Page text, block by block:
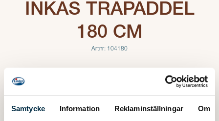
Samtycke Information Reklaminställningar Om
INKAS TRÄPADDEL
180 CM
Artnr: 104180